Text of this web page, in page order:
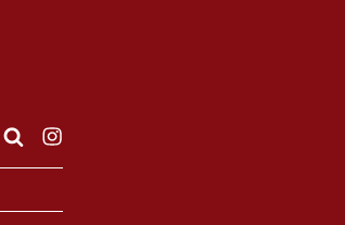
Instagram